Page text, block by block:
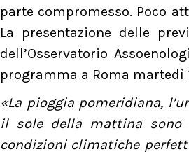
parte compromesso. Poco
La presentazione delle
dell’Osservatorio
programma a Roma martedì
«La pioggia pomeridiana,
il sole della mattina sono
condizioni climatiche